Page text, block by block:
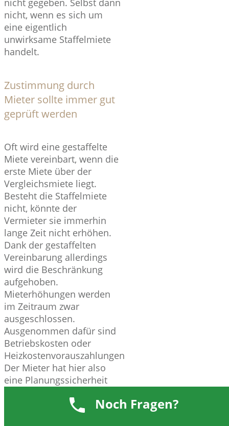
nicht gegeben. Selbst dann
nicht, wenn es sich um
eine eigentlich
unwirksame Staffelmiete
handelt.
Zustimmung durch
Mieter sollte immer gut
geprüft werden
Oft wird eine gestaffelte
Miete vereinbart, wenn die
erste Miete über der
Vergleichsmiete liegt.
Besteht die Staffelmiete
nicht, könnte der
Vermieter sie immerhin
lange Zeit nicht erhöhen.
Dank der gestaffelten
Vereinbarung allerdings
wird die Beschränkung
aufgehoben.
Mieterhöhungen werden
im Zeitraum zwar
ausgeschlossen.
Ausgenommen dafür sind
Betriebskosten oder
Heizkostenvorauszahlungen
Der Mieter hat hier also
eine Planungssicherheit
Etwas ärgerlich ist dies für
Noch Fragen?